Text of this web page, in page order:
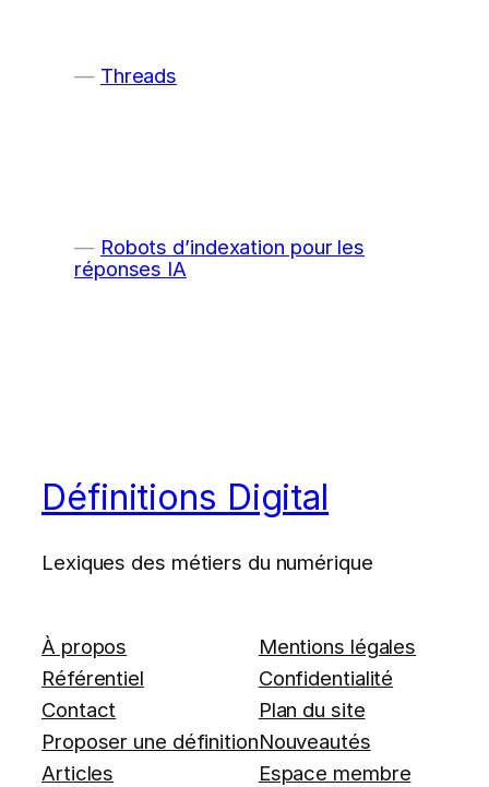
Threads
Robots d’indexation pour les
réponses IA
Définitions Digital
Lexiques des métiers du numérique
À propos
Référentiel
Contact
Proposer une définition
Articles
Mentions légales
Confidentialité
Plan du site
Nouveautés
Espace membre